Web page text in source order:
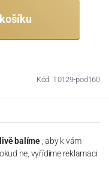
Kód: T0129-pod160
balíme , aby k vám
ne, vyřídíme reklamaci